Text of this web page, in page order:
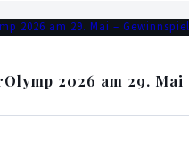
2026 am 29. Mai